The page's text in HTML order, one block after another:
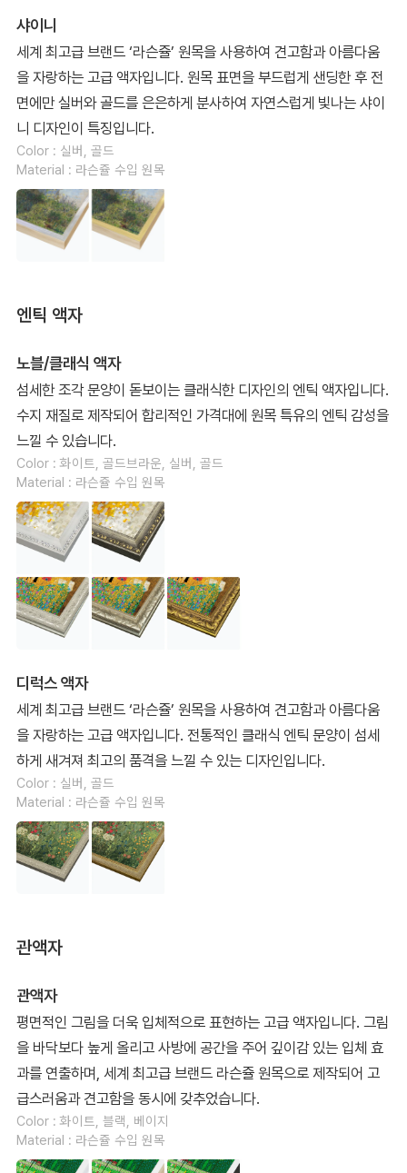
샤이니
세계 최고급 브랜드 ‘라슨쥴’ 원목을 사용하여 견고함과 아름다움
을 자랑하는 고급 액자입니다. 원목 표면을 부드럽게 샌딩한 후 전
면에만 실버와 골드를 은은하게 분사하여 자연스럽게 빛나는 샤이
니 디자인이 특징입니다.
Color : 실버, 골드
Material : 라슨쥴 수입 원목
엔틱 액자
노블/클래식 액자
섬세한 조각 문양이 돋보이는 클래식한 디자인의 엔틱 액자입니다.
수지 재질로 제작되어 합리적인 가격대에 원목 특유의 엔틱 감성을
느낄 수 있습니다.
Color : 화이트, 골드브라운, 실버, 골드
Material : 라슨쥴 수입 원목
디럭스 액자
세계 최고급 브랜드 ‘라슨쥴’ 원목을 사용하여 견고함과 아름다움
을 자랑하는 고급 액자입니다. 전통적인 클래식 엔틱 문양이 섬세
하게 새겨져 최고의 품격을 느낄 수 있는 디자인입니다.
Color : 실버, 골드
Material : 라슨쥴 수입 원목
관액자
관액자
평면적인 그림을 더욱 입체적으로 표현하는 고급 액자입니다. 그림
을 바닥보다 높게 올리고 사방에 공간을 주어 깊이감 있는 입체 효
과를 연출하며, 세계 최고급 브랜드 라슨쥴 원목으로 제작되어 고
급스러움과 견고함을 동시에 갖추었습니다.
Color : 화이트, 블랙, 베이지
Material : 라슨쥴 수입 원목